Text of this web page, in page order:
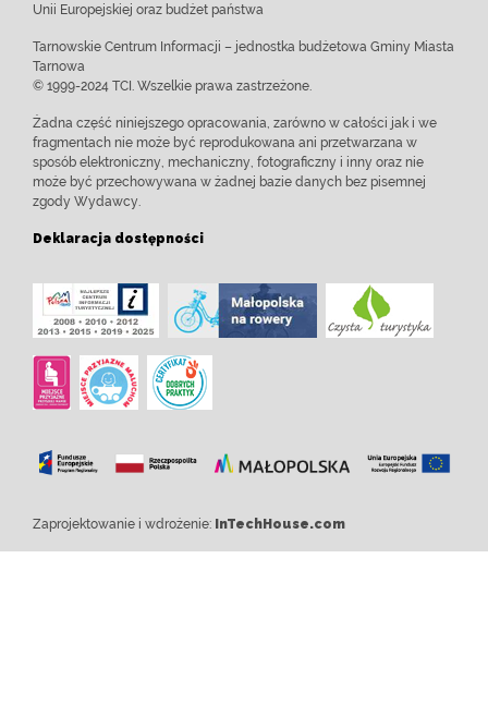
Unii Europejskiej oraz budżet państwa
Tarnowskie Centrum Informacji – jednostka budżetowa Gminy Miasta
Tarnowa
© 1999-2024 TCI. Wszelkie prawa zastrzeżone.
Żadna część niniejszego opracowania, zarówno w całości jak i we
fragmentach nie może być reprodukowana ani przetwarzana w
sposób elektroniczny, mechaniczny, fotograficzny i inny oraz nie
może być przechowywana w żadnej bazie danych bez pisemnej
zgody Wydawcy.
Deklaracja dostępności
Zaprojektowanie i wdrożenie: InTechHouse.com